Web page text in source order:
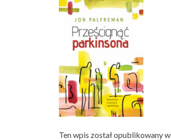
Ten wpis został opublikowany w